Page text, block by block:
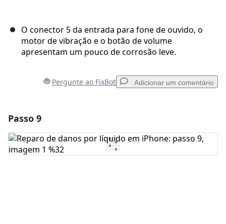
O conector 5 da entrada para fone de ouvido, o
motor de vibração e o botão de volume
apresentam um pouco de corrosão leve.
Pergunte ao FixBot Adicionar um comentário
Comentar
Passo 9